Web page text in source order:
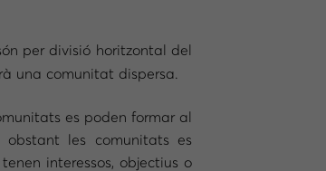
per divisió horitzontal del
una comunitat dispersa.
es poden formar al
les comunitats es
interessos, objectius o